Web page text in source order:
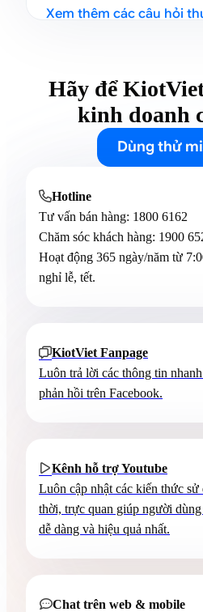
tay thì hệ thống
Hệ thống sẽ tự
không phải tính tay.
Xem thêm các câu hỏi
Hãy để
kinh doanh
Dùng thử
Hotline
Tư vấn bán hàng: 1800 6162
Chăm sóc khách hàng: 1900
Hoạt động 365 ngày/năm từ
nghỉ lễ, tết.
KiotViet Fanpage
Luôn trả lời các thông tin
phản hồi trên Facebook.
Kênh hỗ trợ Youtube
Luôn cập nhật các kiến thức
thời, trực quan giúp người
dễ dàng và hiệu quả nhất.
Chat trên web & mobile